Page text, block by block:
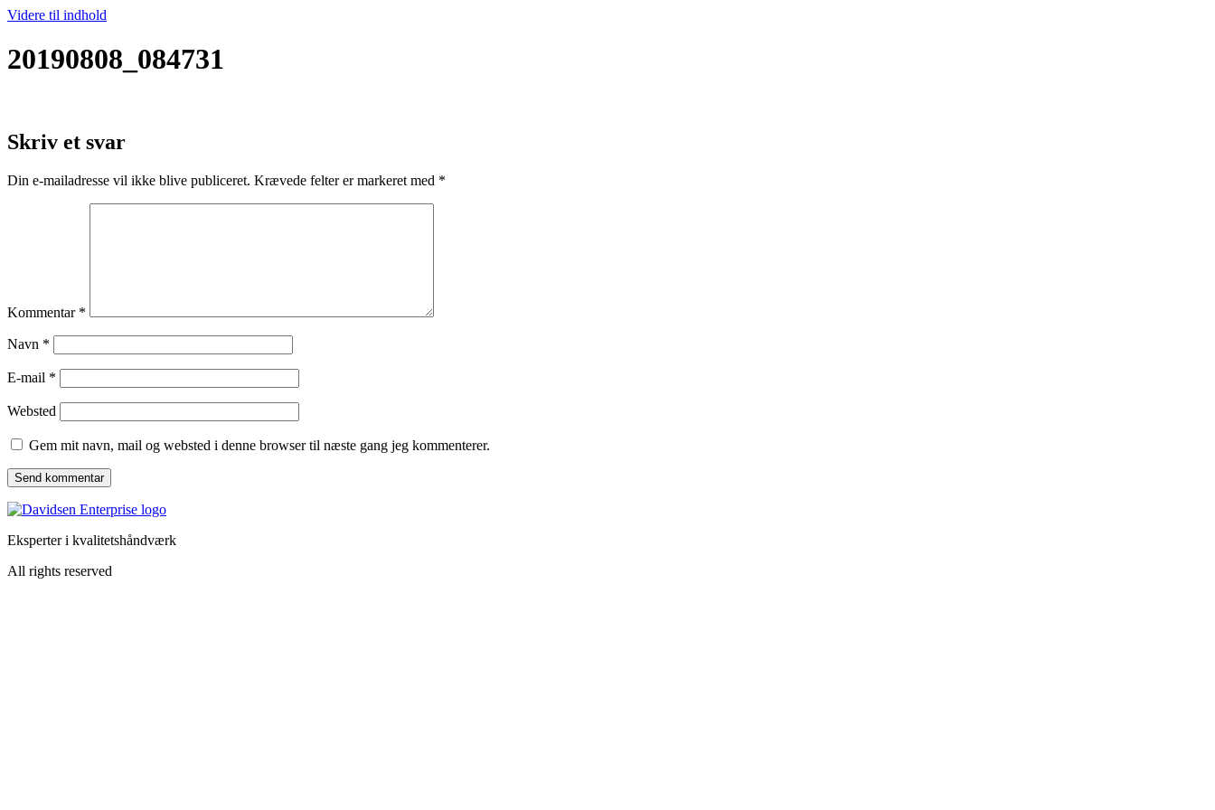
Videre til indhold
20190808_084731
Skriv et svar
Din e-mailadresse vil ikke blive publiceret. Krævede felter er markeret med *
Kommentar *
Navn *
E-mail *
Websted
Gem mit navn, mail og websted i denne browser til næste gang jeg kommenterer.
Eksperter i kvalitetshåndværk
All rights reserved